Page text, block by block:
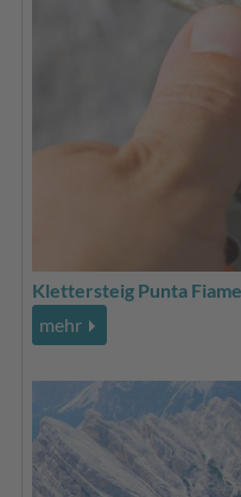
Klettersteig Punta
mehr